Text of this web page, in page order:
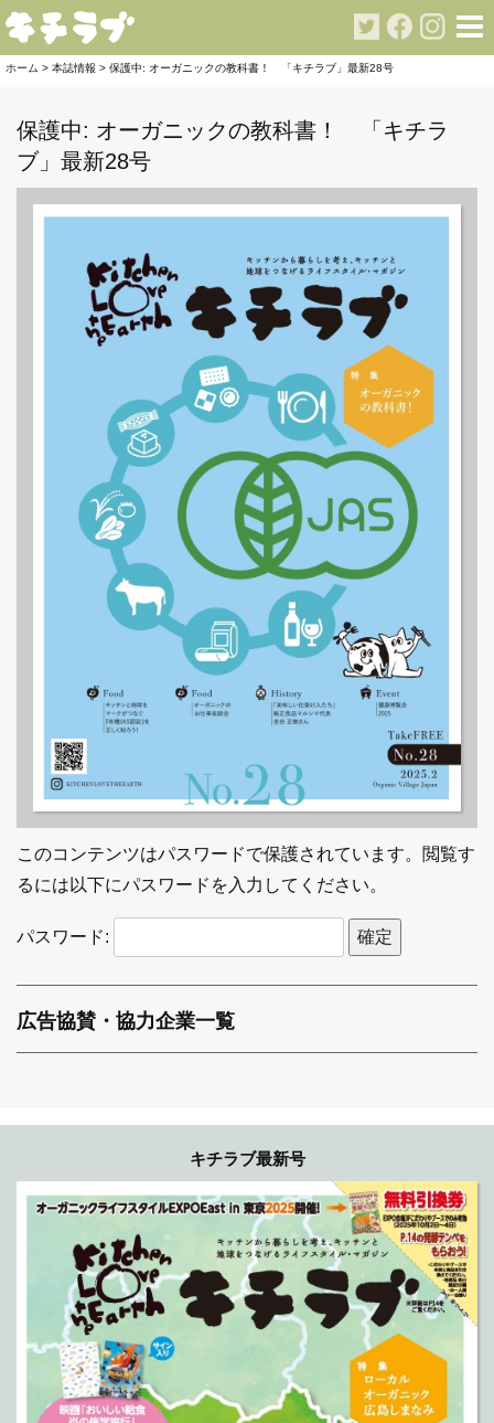
ホーム > 本誌情報 > 保護中: オーガニックの教科書！ 「キチラブ」最新28号
保護中: オーガニックの教科書！ 「キチラ
ブ」最新28号
このコンテンツはパスワードで保護されています。閲覧す
るには以下にパスワードを入力してください。
パスワード:
広告協賛・協力企業一覧
キチラブ最新号